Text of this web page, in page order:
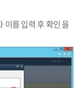
이름 입력 후 확인 을